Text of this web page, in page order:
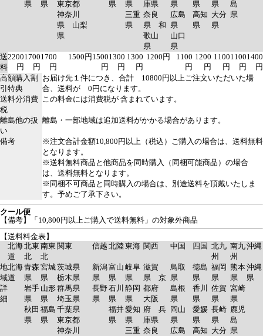
県 県
東京都
神奈川
県 山梨
県
県
県
三重
県
庫県
奈良
県 和
歌山
県
県
広島
県
山口
県
県
高知
県
県
大分
県
島
県
送
料
2200
円
1700
円
1700
円
1500円 1500
円
1300
円
1300
円
1200円
1100
円
1200
円
1100
円
1100
円
1400
円
高額購入割
引特典
お届け先１件につき、合計 10800円以上ご注文いただいた場
合、送料が 0円になります。
送料分消費
税
この料金には消費税が 含まれています。
離島他の扱
い
離島・一部地域は追加送料がかかる場合があります。
備考
※注文合計金額10,800円以上（税込）ご購入の場合は、送料無料
となります。
※送料無料商品と他商品を同時購入（同梱可能商品）の場合
は、送料無料となります。
※同梱不可商品と同時購入の場合は、別途送料を頂戴いたしま
す。予めご了承下さい。
クール便
【備考】「10,800円以上ご購入で送料無料」の対象外商品
【送料料金表】
北海
道
北東
北
南東
北
関東 信越 北陸東海 関西 中国 四国 北九
州
南九
州
沖縄
地
域
詳
細
北海
道
青森
県
岩手
県
秋田
県
宮城
県
山形
県
福島
県
茨城県
栃木県
群馬県
埼玉県
千葉県
東京都
神奈川
新潟
県
長野
県
富山
県
石川
県
福井
県
岐阜
県
静岡
県
愛知
県
三重
滋賀
県 京
都府
大阪
府 兵
庫県
奈良
鳥取
県
島根
県
岡山
県
広島
徳島
県
香川
県
愛媛
県
高知
福岡
県
佐賀
県
長崎
県
大分
熊本
県
宮崎
県
鹿児
島
県
沖縄
県